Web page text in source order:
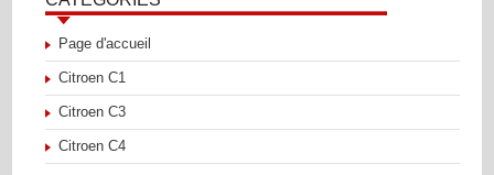
Page d'accueil
Citroen C1
Citroen C3
Citroen C4